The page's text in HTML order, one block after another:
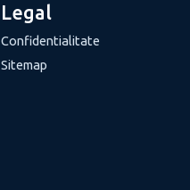
Legal
Confidentialitate
Sitemap